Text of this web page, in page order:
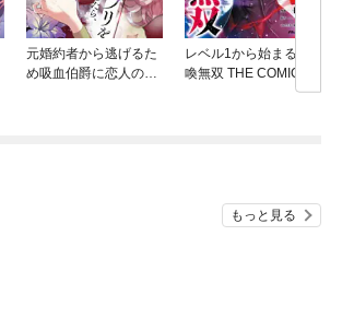
元婚約者から逃げるた
め吸血伯爵に恋人のフ
レベル1から始まる召
喚無双 THE COMIC
もっと見る